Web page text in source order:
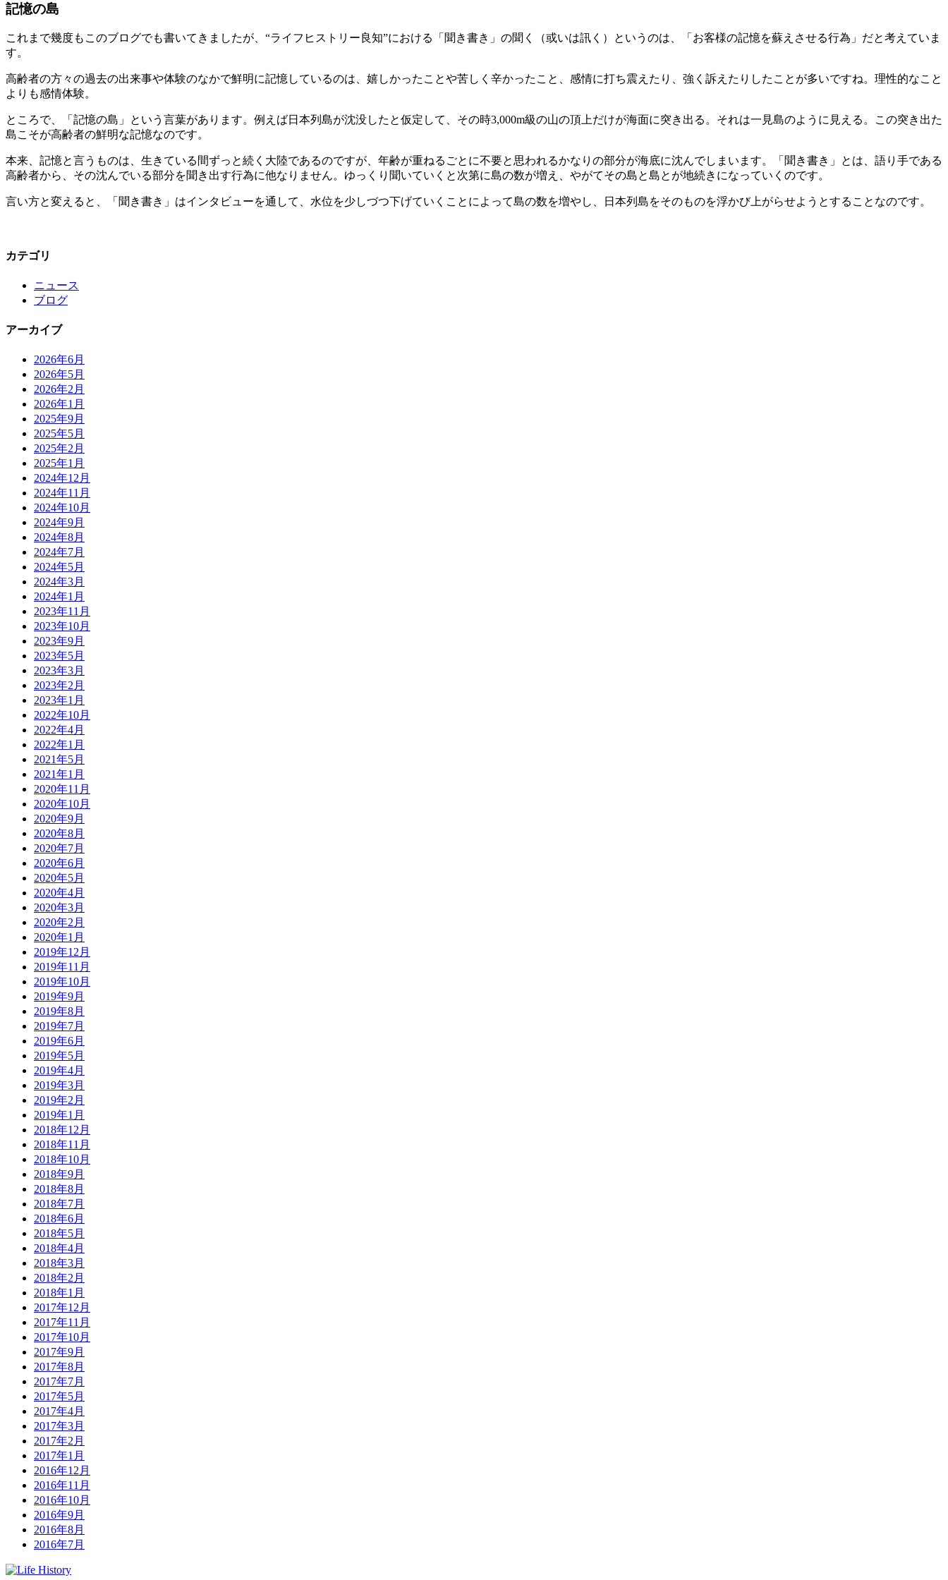
記憶の島
これまで幾度もこのブログでも書いてきましたが、“ライフヒストリー良知”における「聞き書き」の聞く（或いは訊く）というのは、「お客様の記憶を蘇えさせる行為」だと考えていま
す。
高齢者の方々の過去の出来事や体験のなかで鮮明に記憶しているのは、嬉しかったことや苦しく辛かったこと、感情に打ち震えたり、強く訴えたりしたことが多いですね。理性的なこと
よりも感情体験。
ところで、「記憶の島」という言葉があります。例えば日本列島が沈没したと仮定して、その時3,000m級の山の頂上だけが海面に突き出る。それは一見島のように見える。この突き出た
島こそが高齢者の鮮明な記憶なのです。
本来、記憶と言うものは、生きている間ずっと続く大陸であるのですが、年齢が重ねるごとに不要と思われるかなりの部分が海底に沈んでしまいます。「聞き書き」とは、語り手である
高齢者から、その沈んでいる部分を聞き出す行為に他なりません。ゆっくり聞いていくと次第に島の数が増え、やがてその島と島とが地続きになっていくのです。
言い方と変えると、「聞き書き」はインタビューを通して、水位を少しづつ下げていくことによって島の数を増やし、日本列島をそのものを浮かび上がらせようとすることなのです。
カテゴリ
ニュース
ブログ
アーカイブ
2026年6月
2026年5月
2026年2月
2026年1月
2025年9月
2025年5月
2025年2月
2025年1月
2024年12月
2024年11月
2024年10月
2024年9月
2024年8月
2024年7月
2024年5月
2024年3月
2024年1月
2023年11月
2023年10月
2023年9月
2023年5月
2023年3月
2023年2月
2023年1月
2022年10月
2022年4月
2022年1月
2021年5月
2021年1月
2020年11月
2020年10月
2020年9月
2020年8月
2020年7月
2020年6月
2020年5月
2020年4月
2020年3月
2020年2月
2020年1月
2019年12月
2019年11月
2019年10月
2019年9月
2019年8月
2019年7月
2019年6月
2019年5月
2019年4月
2019年3月
2019年2月
2019年1月
2018年12月
2018年11月
2018年10月
2018年9月
2018年8月
2018年7月
2018年6月
2018年5月
2018年4月
2018年3月
2018年2月
2018年1月
2017年12月
2017年11月
2017年10月
2017年9月
2017年8月
2017年7月
2017年5月
2017年4月
2017年3月
2017年2月
2017年1月
2016年12月
2016年11月
2016年10月
2016年9月
2016年8月
2016年7月